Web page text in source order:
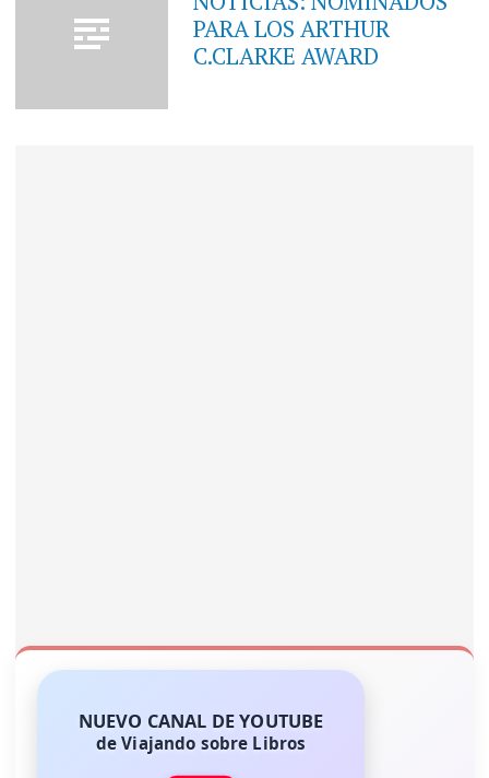
PARA LOS ARTHUR
C.CLARKE AWARD
NUEVO CANAL DE YOUTUBE
de Viajando sobre Libros